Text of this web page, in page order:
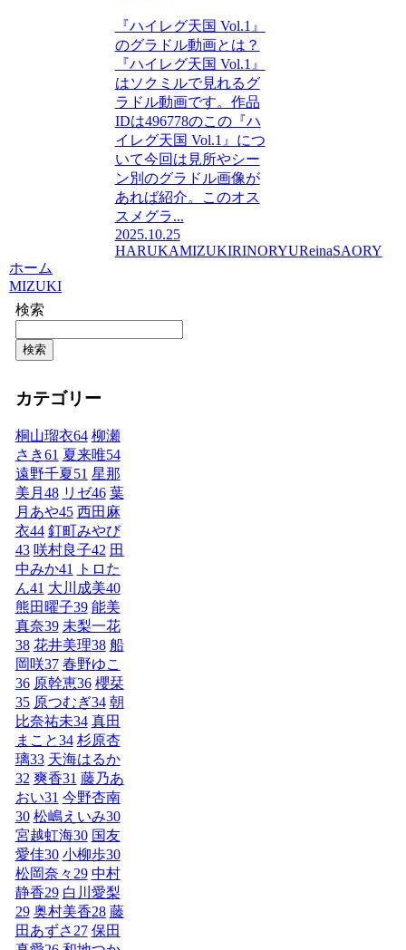
『ハイレグ天国 Vol.1』
のグラドル動画とは？
『ハイレグ天国 Vol.1』
はソクミルで見れるグ
ラドル動画です。作品
IDは496778のこの『ハ
イレグ天国 Vol.1』につ
いて今回は見所やシー
ン別のグラドル画像が
あれば紹介。このオス
スメグラ...
2025.10.25
HARUKAMIZUKIRINORYUReinaSAORY
ホーム
MIZUKI
検索
検索
カテゴリー
桐山瑠衣64 柳瀬
さき61 夏来唯54
遠野千夏51 星那
美月 48 リゼ46 葉
月あや45 西田麻
衣44 釘町みやび
43 咲村良子42 田
中みか41
トロた
ん41 大川成美40
熊田曜子39 能美
真奈39 未梨一花
38 花井美理38 船
岡咲37 春野ゆこ
36 原幹恵36 櫻栞
35 原つむぎ34 朝
比奈祐未34 真田
まこと34 杉原杏
璃33 天海はるか
32 爽香31 藤乃あ
おい31 今野杏南
30 松嶋えいみ30
宮越虹海30 国友
愛佳30 小柳歩30
松岡奈々 29 中村
静香29 白川愛梨
29 奥村美香28 藤
田あずさ 27 保田